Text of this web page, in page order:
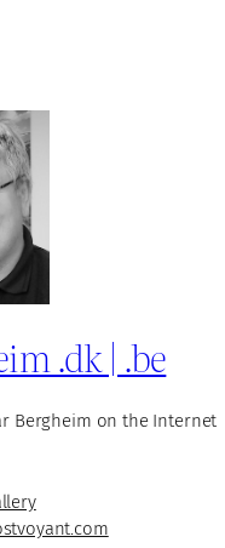
.dk | .be
Bergheim on the Internet